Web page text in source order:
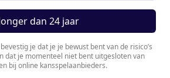
Volendam - Limburg Lions
•2 jaar geleden
Bevo HC H1 vs Biobest / Sasja
dan 24 jaar
je dat je je bewust bent van de risico’s
dat je momenteel niet bent uitgesloten van
bij online kansspelaanbieders.